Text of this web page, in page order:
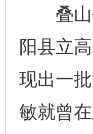
叠山书
阳县立
现出一
敏就曾在